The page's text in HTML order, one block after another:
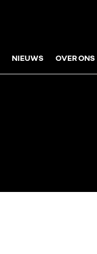
NIEUWS OVER ONS